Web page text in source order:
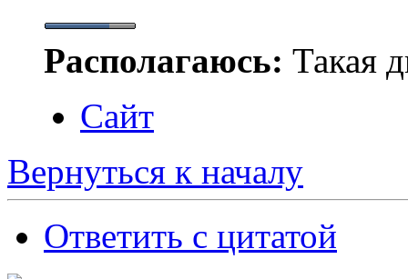
Располагаюсь: Такая
Сайт
Вернуться к началу
Ответить с цитатой